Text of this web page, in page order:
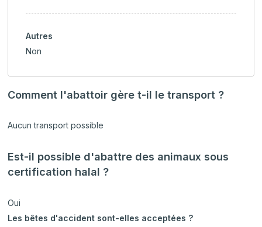
Autres
Non
Comment l'abattoir gère t-il le transport ?
Aucun transport possible
Est-il possible d'abattre des animaux sous
certification halal ?
Oui
Les bêtes d'accident sont-elles acceptées ?